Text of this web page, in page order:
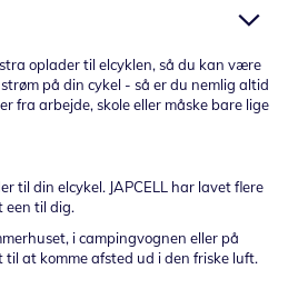
oplader til elcyklen, så du kan være
på din cykel - så er du nemlig altid
fra arbejde, skole eller måske bare lige
til din elcykel. JAPCELL har lavet flere
een til dig.
i campingvognen eller på
at komme afsted ud i den friske luft.